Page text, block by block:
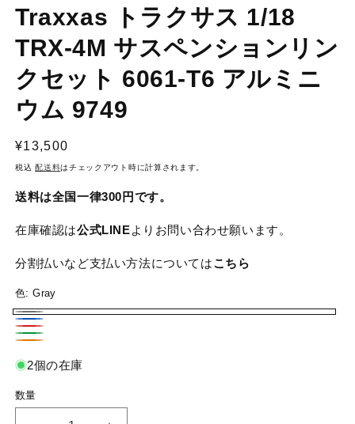
ー
ダ
ル
デ
ア
(1)
開
く
Traxxas トラクサス 1/18
TRX-4M サスペンションリン
クセット 6061-T6 アルミニ
ウム 9749
通
常
格
¥13,500
税込配送料はチェックアウト時に計算されます。
送料は全国一律300円です。
在庫確認は公式LINEよりお問い合わせ願います。
分割払いなど支払い方法についてはこちら
色:Gray
Gray
Blue
Red
Green
2個の在庫
数量